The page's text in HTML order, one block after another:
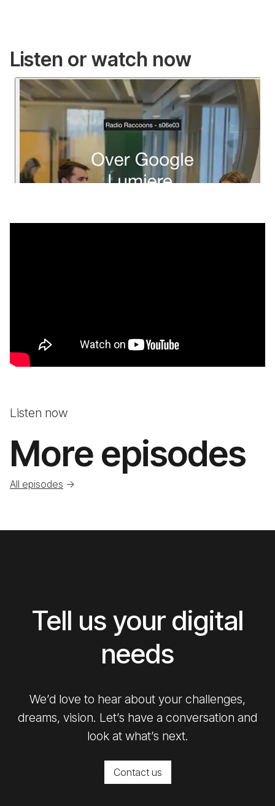
Listen or watch now
Listen now
More episodes
All episodes ->
Tell us your digital
needs
We’d love to hear about your challenges,
dreams, vision. Let’s have a conversation and
look at what’s next.
Contact us